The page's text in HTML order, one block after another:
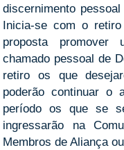
discernimento
Inicia-se com o
proposta
chamado pessoal de
retiro os que
poderão continuar o
período os que se
ingressarão na
Membros de Aliança